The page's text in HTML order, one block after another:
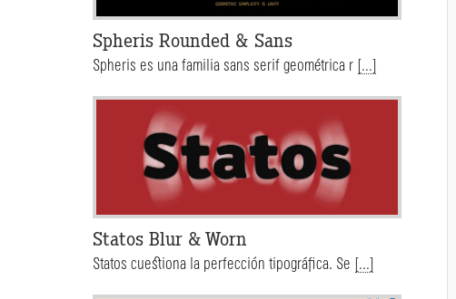
Spheris Rounded & Sans
Spheris es una familia sans serif geométrica r [...]
Statos Blur & Worn
Statos cuestiona la perfección tipográfica. Se [...]